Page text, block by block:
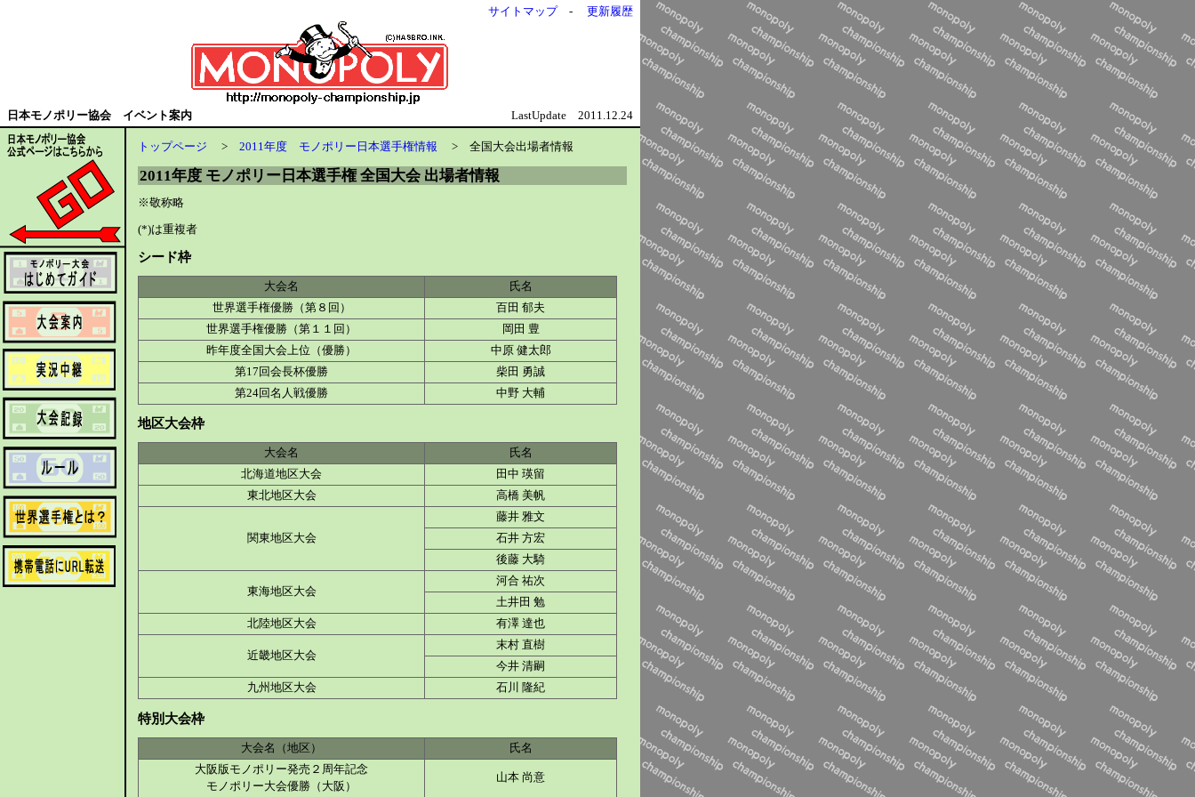
サイトマップ - 更新履歴
日本モノポリー協会 イベント案内 LastUpdate 2011.12.24
トップページ > 2011年度 モノポリー日本選手権情報 > 全国大会出場者情報
2011年度 モノポリー日本選手権 全国大会 出場者情報
※敬称略
(*)は重複者
シード枠
大会名
氏名
世界選手権優勝（第８回）
百田 郁夫
世界選手権優勝（第１１回）
岡田 豊
昨年度全国大会上位（優勝）
中原 健太郎
第17回会長杯優勝
柴田 勇誠
第24回名人戦優勝
中野 大輔
地区大会枠
大会名
氏名
北海道地区大会
田中 瑛留
東北地区大会
高橋 美帆
関東地区大会
藤井 雅文
石井 方宏
後藤 大騎
東海地区大会
河合 祐次
土井田 勉
北陸地区大会
有澤 達也
近畿地区大会
末村 直樹
今井 清嗣
九州地区大会
石川 隆紀
特別大会枠
大会名（地区）
氏名
大阪版モノポリー発売２周年記念
モノポリー大会優勝（大阪）
山本 尚意